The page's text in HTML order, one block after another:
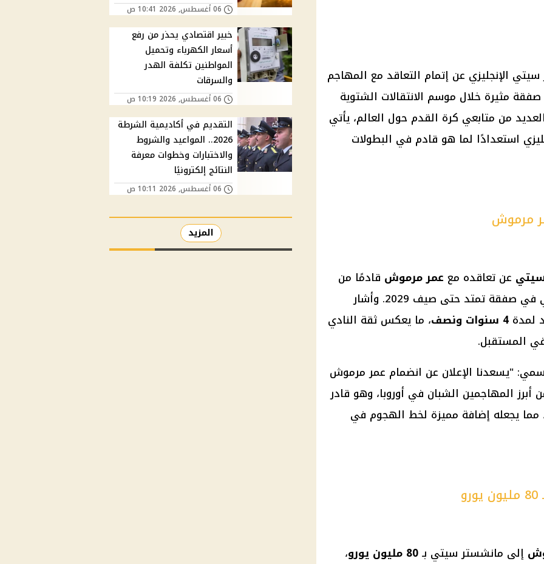
الإنجليزي عن إتمام التعاقد مع المهاجم
مثيرة خلال موسم الانتقالات الشتوية
من متابعي كرة القدم حول العالم، يأتي
استعدادًا لما هو قادم في البطولات
مرموش
عن تعاقده مع عمر مرموش قادمًا من
الألماني في صفقة تمتد حتى صيف 2029. وأشار
لمدة 4 سنوات ونصف
، ما يعكس ثقة النادي
المستقبل.
"يسعدنا الإعلان عن انضمام عمر مرموش
المهاجمين الشبان في أوروبا، وهو قادر
مما يجعله إضافة مميزة لخط الهجوم في
إلى مانشستر سيتي بـ80 مليون يورو
،
06 أغسطس, 2026 10:41 ص
خبير اقتصادي يحذر من رفع
أسعار الكهرباء وتحميل
المواطنين تكلفة الهدر
والسرقات
06 أغسطس, 2026 10:19 ص
التقديم في أكاديمية الشرطة
2026.. المواعيد والشروط
والاختبارات وخطوات معرفة
النتائج إلكترونيًا
06 أغسطس, 2026 10:11 ص
المزيد